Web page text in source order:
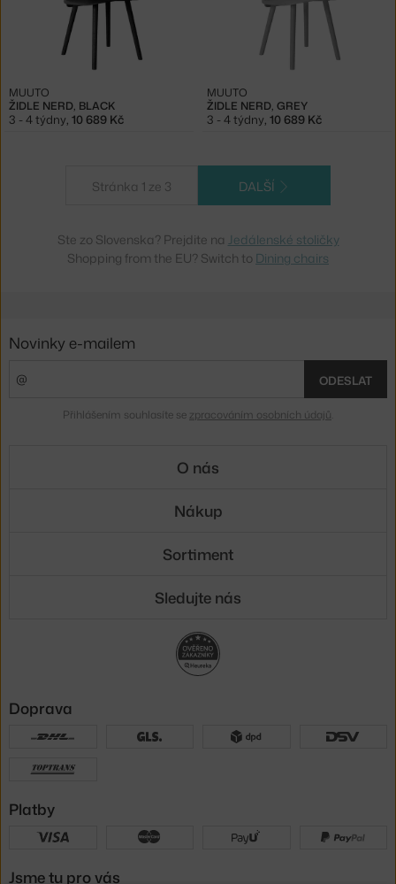
ŽIDLE NERD, BLACK
MUUTO
3 - 4 týdny, 10 689 Kč
ŽIDLE NERD, GREY
MUUTO
3 - 4 týdny, 10 689 Kč
Stránka 1 ze 3 DALŠÍ
Ste zo Slovenska? Prejdite na Jedálenské stoličky
Shopping from the EU? Switch to Dining chairs
Novinky e-mailem
ODESLAT
Přihlášením souhlasíte se zpracováním osobních údajů
O nás
Nákup
Sortiment
Sledujte nás
Doprava
Platby
Jsme tu pro vás